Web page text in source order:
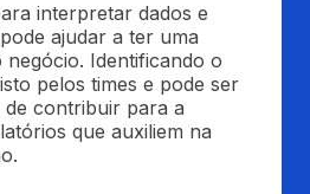
interpretar dados e
ajudar a ter uma
negócio. Identificando o
pelos times e pode ser
contribuir para a
que auxiliem na